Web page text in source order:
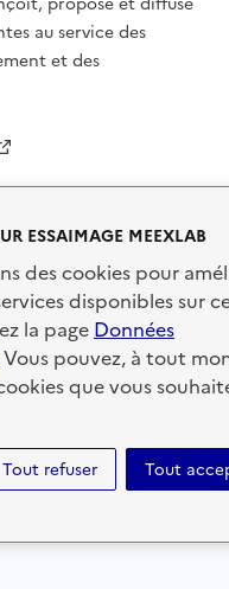
ESSAIMAGE MEEXLAB
des cookies pour
disponibles sur
la page Données
Vous pouvez, à tout
que vous
Tout
Tout refuser
au service des
et des
Données
Sécurité
détenue par des tiers,
licence etalab-2.0